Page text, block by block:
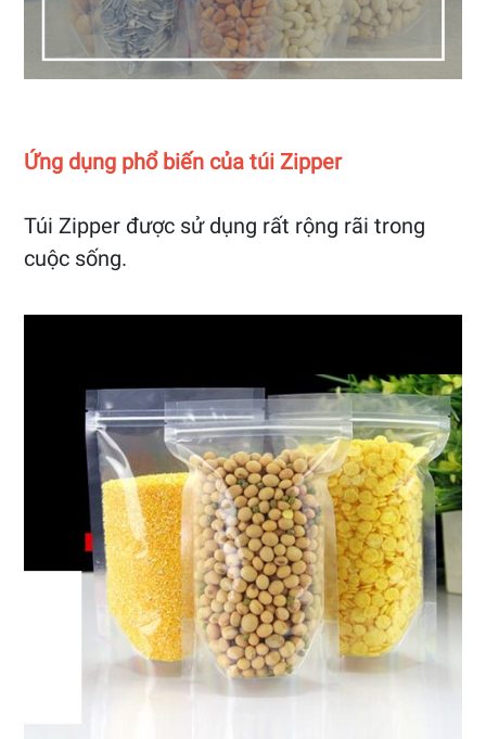
Ứng dụng phổ biến của túi Zipper
Túi Zipper được sử dụng rất rộng rãi trong
cuộc sống.